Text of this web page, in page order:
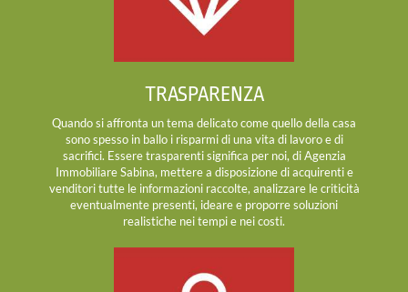
TRASPARENZA
Quando si affronta un tema delicato come quello della casa
sono spesso in ballo i risparmi di una vita di lavoro e di
sacrifici. Essere trasparenti significa per noi, di Agenzia
Immobiliare Sabina, mettere a disposizione di acquirenti e
venditori tutte le informazioni raccolte, analizzare le criticità
eventualmente presenti, ideare e proporre soluzioni
realistiche nei tempi e nei costi.